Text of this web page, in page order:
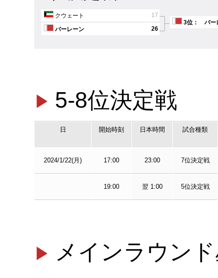
クウェート 17
バーレーン 26
3位： バー
5-8位決定戦
日 開始時刻 日本時間 試合種類
2024/1/22(月) 17:00 23:00 7位決定戦
19:00 翌 1:00 5位決定戦
メインラウン